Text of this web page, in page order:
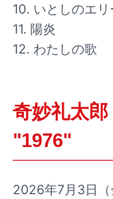
10. いとしのエリ
11. 陽炎
12. わたしの歌
奇妙礼太
"1976"
2026年7月3日